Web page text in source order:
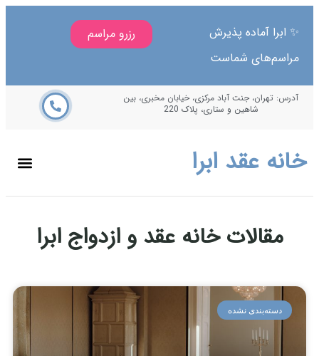
آماده پذیرش
شماست
رزرو مراسم
جنت آباد مرکزی، خیابان مخبری، بین
شاهین و ستاری، پلاک 220
عقد ابرا
خانه عقد و ازدواج ابرا
نشده